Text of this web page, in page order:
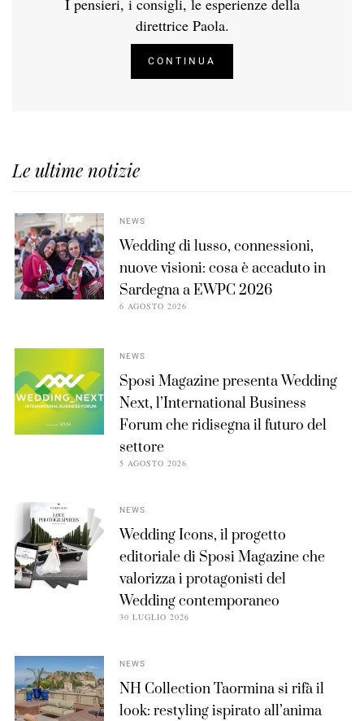
I pensieri, i consigli, le esperienze della
direttrice Paola.
CONTINUA
Le ultime notizie
NEWS
Wedding di lusso, connessioni,
nuove visioni: cosa è accaduto in
Sardegna a EWPC 2026
6 AGOSTO 2026
NEWS
Sposi Magazine presenta Wedding
Next, l’International Business
Forum che ridisegna il futuro del
settore
5 AGOSTO 2026
NEWS
Wedding Icons, il progetto
editoriale di Sposi Magazine che
valorizza i protagonisti del
Wedding contemporaneo
30 LUGLIO 2026
NEWS
NH Collection Taormina si rifà il
look: restyling ispirato all’anima